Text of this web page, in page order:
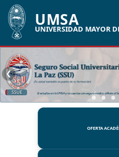
UMSA
UNIVERSIDAD MAYOR
SSUE
❮
OFERTA